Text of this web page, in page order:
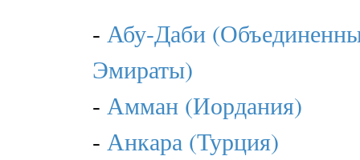
- Абу-Даби
Эмираты)
- Амман (Иордания)
- Анкара (Турция)